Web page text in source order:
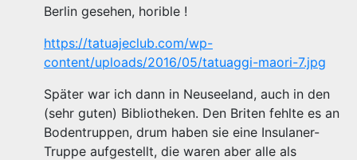
Berlin gesehen, horible !
https://tatuajeclub.com/wp-
content/uploads/2016/05/tatuaggi-maori-7.jpg
Später war ich dann in Neuseeland, auch in den
(sehr guten) Bibliotheken. Den Briten fehlte es an
Bodentruppen, drum haben sie eine Insulaner-
Truppe aufgestellt, die waren aber alle als